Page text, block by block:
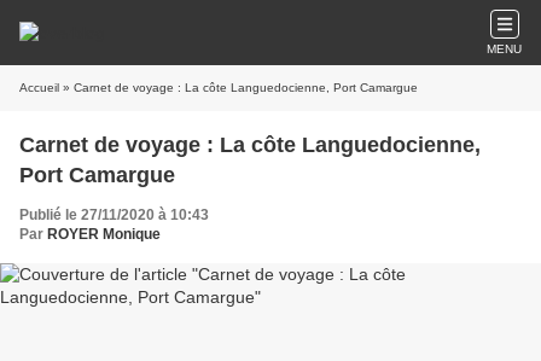
MENU
Accueil » Carnet de voyage : La côte Languedocienne, Port Camargue
Carnet de voyage : La côte Languedocienne,
Port Camargue
Publié le 27/11/2020 à 10:43
Par ROYER Monique